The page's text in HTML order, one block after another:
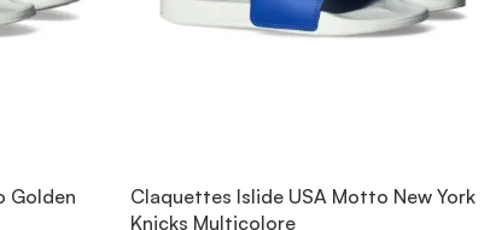
Golden
Claquettes Islide USA Motto New York
Knicks Multicolore